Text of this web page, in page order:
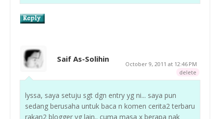
Saif As-Solihin
October 9, 2011 at 12:46 PM
delete
lyssa, saya setuju sgt dgn entry yg ni... saya pun
sedang berusaha untuk baca n komen cerita2 terbaru
rakan2 blogger yg lain.. cuma masa x berapa nak